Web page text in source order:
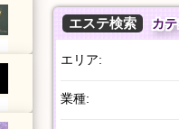
エステ検索 カテ
エリア:
業種: